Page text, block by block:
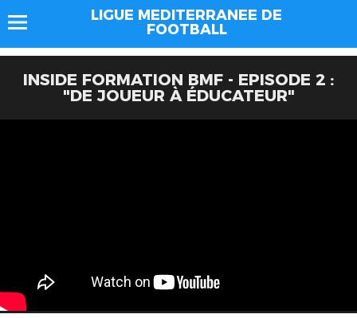
LIGUE MEDITERRANEE DE
FOOTBALL
INSIDE FORMATION BMF - EPISODE 2 :
"DE JOUEUR À ÉDUCATEUR"